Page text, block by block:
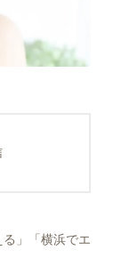
る」「横浜でエ